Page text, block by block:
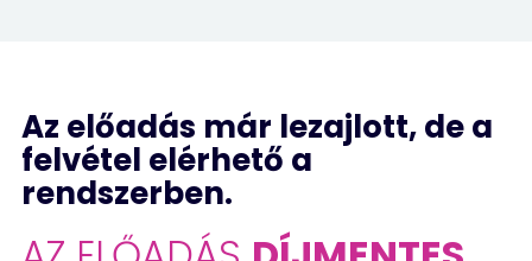
Az előadás már lezajlott, de a
felvétel elérhető a
rendszerben.